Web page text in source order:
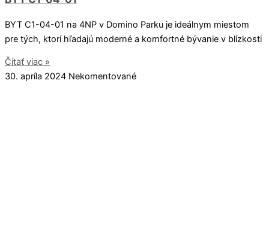
BYT C1-04-01 na 4NP v Domino Parku je ideálnym miestom
pre tých, ktorí hľadajú moderné a komfortné bývanie v blízkosti
Čítať viac »
30. apríla 2024 Nekomentované